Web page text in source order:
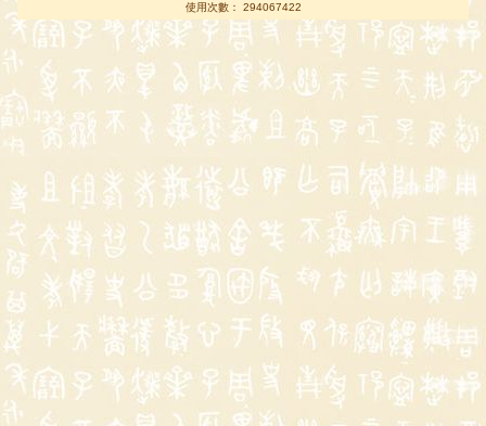
使用次數： 294067422